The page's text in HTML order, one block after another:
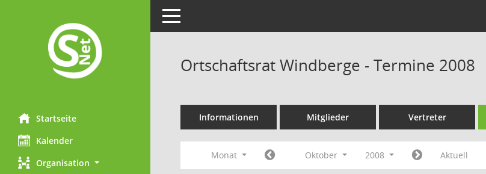
Startseite
Kalender
Organisation
Toggle navigation
Ortschaftsrat Windberge - Termine 2008
Informationen Mitglieder Vertreter
Monat Oktober 2008 Aktuell